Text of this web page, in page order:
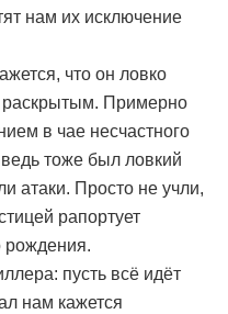
нам их исключение
что он ловко
раскрытым. Примерно
в чае несчастного
тоже был ловкий
атаки. Просто не учли,
рапортует
рождения.
пусть всё идёт
нам кажется